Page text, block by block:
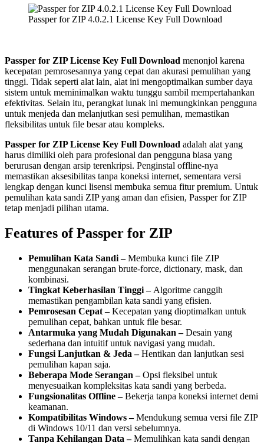
Passper for ZIP 4.0.2.1 License Key Full Download
Passper for ZIP License Key Full Download menonjol karena
kecepatan pemrosesannya yang cepat dan akurasi pemulihan yang
tinggi. Tidak seperti alat lain, alat ini mengoptimalkan sumber daya
sistem untuk meminimalkan waktu tunggu sambil mempertahankan
efektivitas. Selain itu, perangkat lunak ini memungkinkan pengguna
untuk menjeda dan melanjutkan sesi pemulihan, memastikan
fleksibilitas untuk file besar atau kompleks.
Passper for ZIP License Key Full Download adalah alat yang
harus dimiliki oleh para profesional dan pengguna biasa yang
berurusan dengan arsip terenkripsi. Penginstal offline-nya
memastikan aksesibilitas tanpa koneksi internet, sementara versi
lengkap dengan kunci lisensi membuka semua fitur premium. Untuk
pemulihan kata sandi ZIP yang aman dan efisien, Passper for ZIP
tetap menjadi pilihan utama.
Features of Passper for ZIP
Pemulihan Kata Sandi –Membuka kunci file ZIP
menggunakan serangan brute-force, dictionary, mask, dan
kombinasi.
Tingkat Keberhasilan Tinggi – Algoritme canggih
memastikan pengambilan kata sandi yang efisien.
Pemrosesan Cepat –Kecepatan yang dioptimalkan untuk
pemulihan cepat, bahkan untuk file besar.
Antarmuka yang Mudah Digunakan –Desain yang
sederhana dan intuitif untuk navigasi yang mudah.
Fungsi Lanjutkan & Jeda –Hentikan dan lanjutkan sesi
pemulihan kapan saja.
Beberapa Mode Serangan –Opsi fleksibel untuk
menyesuaikan kompleksitas kata sandi yang berbeda.
Fungsionalitas Offline –Bekerja tanpa koneksi internet demi
keamanan.
Kompatibilitas Windows –Mendukung semua versi file ZIP
di Windows 10/11 dan versi sebelumnya.
Tanpa Kehilangan Data –Memulihkan kata sandi dengan